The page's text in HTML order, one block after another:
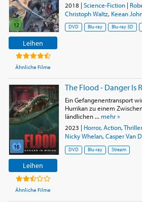
Leihen
Ähnliche Filme
2018| Science-Fiction|
Christoph Waltz, Keean
DVD Blu-ray Blu-ray 3D
Leihen
Ähnliche Filme
The Flood - Danger Is
Ein Gefangenentransport
Hurrikan zu einem
ländlichen ... mehr »
2023 | Horror, Action,Thriller
Nicky Whelan, Casper Van
DVD Blu-ray Stream